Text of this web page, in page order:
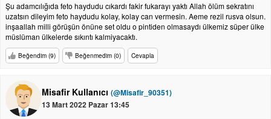
Şu adamcılığıda feto haydudu cıkardı fakir fukarayı yaktı Allah ölüm sekratını
uzatsın dileyim feto haydudu kolay, kolay can vermesin. Aeme rezil rusva olsun.
inşaallah milli görüşün önüne set oldu o pintiden olmasaydı ülkemiz süper ülke
müslüman ülkelerde sıkıntı kalmiyacaktı.
Beğendim (9) Beğenmedim (0) Cevapla
Misafir Kullanıcı (@Misafir_90351)
13 Mart 2022 Pazar 13:45